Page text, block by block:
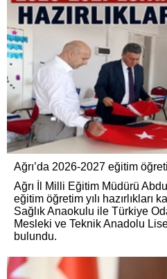
Ağrı’da 2026-2027 eğitim
Ağrı İl Milli Eğitim Müdürü
eğitim öğretim yılı hazırlıkları
Sağlık Anaokulu ile Türkiye
Mesleki ve Teknik Anadolu
bulundu.